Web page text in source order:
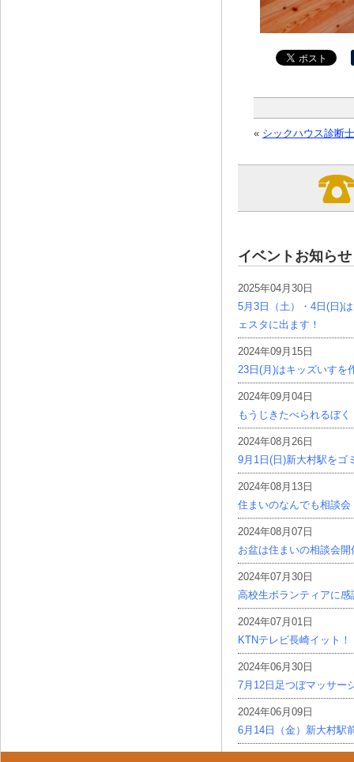
« シックハウス診断
イベントお知らせ
2025年04月30日
5月3日（土）・4日(日)
ェスタに出ます！
2024年09月15日
23日(月)はキッズいすを
2024年09月04日
もうじきたべられるぼく
2024年08月26日
9月1日(日)新大村駅をゴ
2024年08月13日
住まいのなんでも相談会
2024年08月07日
お盆は住まいの相談会開
2024年07月30日
高校生ボランティアに感
2024年07月01日
KTNテレビ長崎イット！
2024年06月30日
7月12日足つぼマッサー
2024年06月09日
6月14日（金）新大村駅